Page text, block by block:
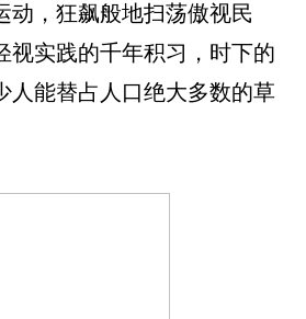
动，狂飙般地扫荡傲视民
视实践的千年积习，时下的
人能替占人口绝大多数的草